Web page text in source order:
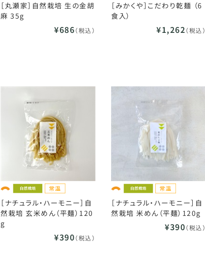
［丸瀬家］自然栽培 生の金胡
麻 35g
¥686（税込）
［みかくや］こだわり乾麺 （6
食入）
¥1,262（税込）
［ナチュラル・ハーモニー］自
然栽培 玄米めん（平麺）120
g
¥390（税込）
［ナチュラル・ハーモニー］自
然栽培 米めん（平麺）120g
¥390（税込）